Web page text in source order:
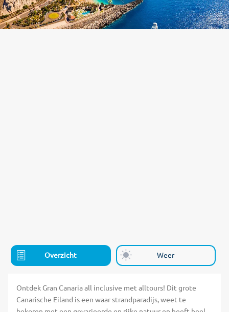
Overzicht Weer
Ontdek Gran Canaria all inclusive met alltours! Dit grote
Canarische Eiland is een waar strandparadijs, weet te